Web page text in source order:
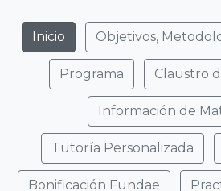
Inicio Objetivos,
Programa Claustro
Información de
Tutoría Personalizada
Bonificación Fundae